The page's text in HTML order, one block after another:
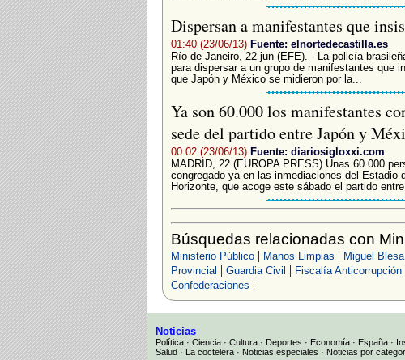
Dispersan a manifestantes que
01:40 (23/06/13) Fuente: elnortedecastilla.es
Río de Janeiro, 22 jun (EFE). - La policía
para dispersar a un grupo de manifestantes que
que Japón y México se midieron por la...
Ya son 60.000 los manifestantes
sede del partido entre Japón y
00:02 (23/06/13) Fuente: diariosigloxxi.com
MADRID, 22 (EUROPA PRESS) Unas 60.000
congregado ya en las inmediaciones del Estadio
Horizonte, que acoge este sábado el partido
Búsquedas relacionadas con
Ministerio Público| Manos Limpias | Miguel Blesa
Provincial | Guardia Civil | Fiscalía Anticorrupción
Confederaciones |
Noticias
Política · Ciencia · Cultura · Deportes · Economía · España ·
Salud · La coctelera · Noticias especiales · Noticias por